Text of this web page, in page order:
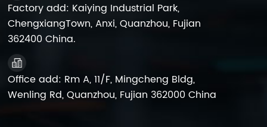
Factory add: Kaiying Industrial Park,
ChengxiangTown, Anxi, Quanzhou, Fujian
362400 China.
Office add: Rm A, 11/F, Mingcheng Bldg,
Wenling Rd, Quanzhou, Fujian 362000 China